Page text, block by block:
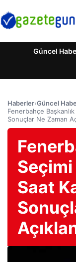
Güncel
Haberler›Güncel
Fenerbahçe
Sonuçlar Ne Zaman
Saat